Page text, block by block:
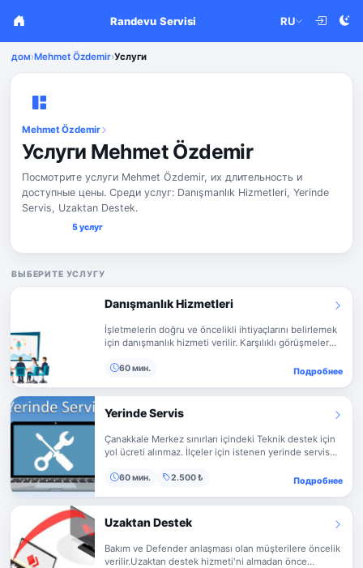
Randevu Servisi RU
дом›Mehmet Özdemir›Услуги
Mehmet Özdemir
Услуги Mehmet Özdemir
Посмотрите услуги Mehmet Özdemir, их длительность и
доступные цены. Среди услуг: Danışmanlık Hizmetleri, Yerinde
Servis, Uzaktan Destek.
5 услуг
ВЫБЕРИТЕ УСЛУГУ
Danışmanlık Hizmetleri
İşletmelerin doğru ve öncelikli ihtiyaçlarını belirlemek
için danışmanlık hizmeti verilir. Karşılıklı görüşmeler
ihtiyaçlar ve sosyal medya gibi alanları kapsar. Fiyat ve
60 мин. Подробнее
Yerinde Servis
Çanakkale Merkez sınırları içindeki Teknik destek için
yol ücreti alınmaz. İlçeler için istenen yerinde servis
süren destek için ilave saat ücreti 500 ₺ dir.
60 мин. 2.500 ₺ Подробнее
Uzaktan Destek
Bakım ve Defender anlaşması olan müşterilere öncelik
verilir.Uzaktan destek hizmeti'ni almadan önce